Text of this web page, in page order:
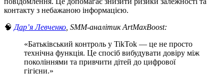
контакту з небажаною інформацією.
🧠 Дар’я Левченко , SMM-аналітик ArtMaxBoost:
«Батьківський контроль у TikTok — це не просто
технічна функція. Це спосіб вибудувати довіру між
поколіннями та привчити дітей до цифрової
гігієни.»